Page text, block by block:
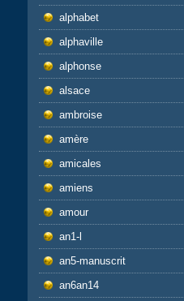
alphabet
alphaville
alphonse
alsace
ambroise
amère
amicales
amiens
amour
an1-l
an5-manuscrit
an6an14